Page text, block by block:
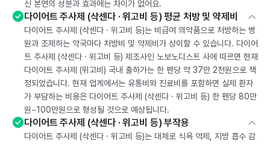
신 본연의 성분과 효과에는 차이가 없어요.
다이어트 주사제 (삭센다 · 위고비 등) 평균 처방 및 약제비
다이어트 주사제 (삭센다 · 위고비 등)는 비급여 의약품으로 처방하는 병
원과 조제하는 약국마다 처방비 및 약제비가 상이할 수 있습니다. 다이어
트 주사제 (삭센다 · 위고비 등) 제조사인 노보노디스트 사에 따르면 현재
다이어트 주사제 (위고비) 국내 출하가는 한 펜당 약 37만 2천원으로 책
정되었습니다. 현재 업계에서는 유통비와 진료비를 포함하면 실제 환자
가 부담하는 비용은 다이어트 주사제 (삭센다 · 위고비 등) 한 펜당 80만
원~100만원으로 형성될 것으로 예상됩니다.
다이어트 주사제 (삭센다 · 위고비 등) 부작용
다이어트 주사제 (삭센다 · 위고비 등)는 대체로 식욕 억제, 지방 흡수 감